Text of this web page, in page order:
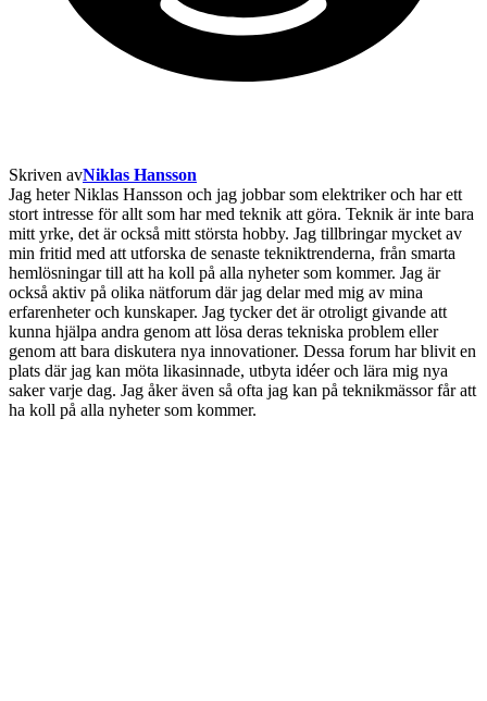
Skriven avNiklas Hansson
Jag heter Niklas Hansson och jag jobbar som elektriker och har ett
stort intresse för allt som har med teknik att göra. Teknik är inte bara
mitt yrke, det är också mitt största hobby. Jag tillbringar mycket av
min fritid med att utforska de senaste tekniktrenderna, från smarta
hemlösningar till att ha koll på alla nyheter som kommer. Jag är
också aktiv på olika nätforum där jag delar med mig av mina
erfarenheter och kunskaper. Jag tycker det är otroligt givande att
kunna hjälpa andra genom att lösa deras tekniska problem eller
genom att bara diskutera nya innovationer. Dessa forum har blivit en
plats där jag kan möta likasinnade, utbyta idéer och lära mig nya
saker varje dag. Jag åker även så ofta jag kan på teknikmässor får att
ha koll på alla nyheter som kommer.